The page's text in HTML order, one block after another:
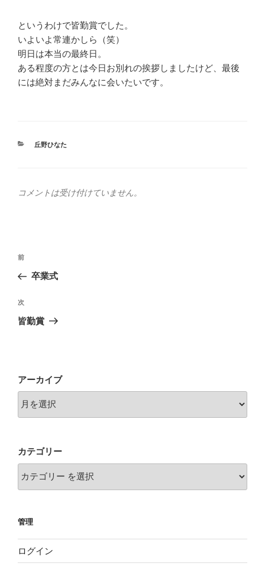
というわけで皆勤賞でした。
いよいよ常連かしら（笑）
明日は本当の最終日。
ある程度の方とは今日お別れの挨拶しましたけど、最後
には絶対まだみんなに会いたいです。
カ
丘野ひなた
コメントは受け付けていません。
投
ナ
ビ
ゲ
ン
前
の
稿
前
卒業式
次
の
次
皆勤賞
アーカイブ
カテゴリー
管理
ログイン